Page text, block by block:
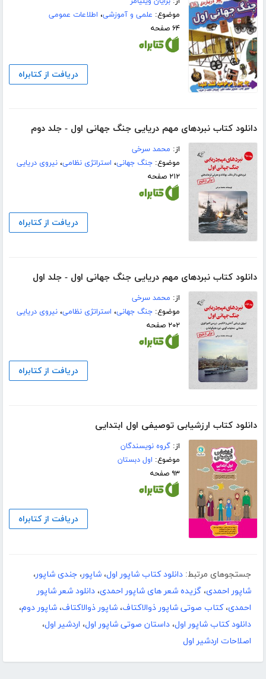
موضوع: علمی و آموزشی، اطلاعات عمومی
۶۴ صفحه
دریافت از کتابراه
دانلود کتاب نبردهای مهم دریایی جنگ جهانی اول - جلد دوم
از: محمد سرخی
موضوع:جنگ جهانی، استراتژی نظامی،نیروی دریایی
۲۱۲ صفحه
دریافت از کتابراه
دانلود کتاب نبردهای مهم دریایی جنگ جهانی اول - جلد اول
از: محمد سرخی
موضوع:جنگ جهانی، استراتژی نظامی،نیروی دریایی
۲۰۲ صفحه
دریافت از کتابراه
دانلود کتاب ارزشیابی توصیفی اول ابتدایی
از:گروه نویسندگان
موضوع: اول دبستان
۹۳ صفحه
دریافت از کتابراه
جستجوهای مرتبط: دانلود کتاب شاپور اول، شاپور، جندی شاپور،
شاپور احمدی، گزیده شعر های شاپور احمدی، دانلود شعر شاپور
احمدی،کتاب صوتی شاپور ذوالاکتاف، شاپور ذوالاکتاف، شاپور دوم،
دانلود کتاب شاپور اول، داستان صوتی شاپور اول، اردشیر اول،
اصلاحات اردشیر اول